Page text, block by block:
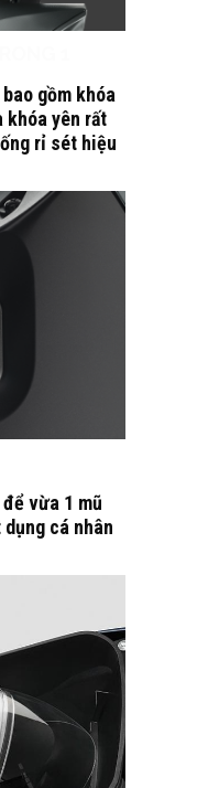
gồm khóa
khóa yên rất
rỉ sét hiệu
vừa 1 mũ
cá nhân